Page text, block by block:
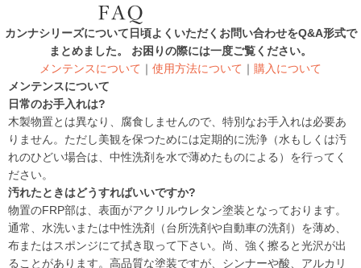
カンナシリーズについて日頃よくいただくお問い合わせをQ&A形式で
まとめました。 お困りの際には一度ご覧ください。
メンテンスについて ｜ 使用方法について ｜ 購入について
メンテンスについて
日常のお手入れは?
木製物置とは異なり、 腐食しませんので、特別なお手入れは必要あ
りません。 ただし美観を保つためには定期的に洗浄（水もしくは汚
れのひどい場合は、中性洗剤を水で薄めたものによる）を行ってく
ださい。
汚れたときはどうすればいいですか?
物置のFRP部は、表面がアクリルウレタン塗装となっております。
通常、水洗いまたは中性洗剤（台所洗剤や自動車の洗剤）を薄め、
布またはスポンジにて拭き取って下さい。尚、強く擦ると光沢が出
ることがあります。高品質な塗装ですが、シンナーや酸、アルカリ